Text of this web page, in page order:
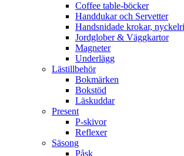
Coffee table-böcker
Handdukar och Servetter
Handsnidade krokar,
Jordglober & Väggkartor
Magneter
Underlägg
Lästillbehör
Bokmärken
Bokstöd
Läskuddar
Present
P-skivor
Reflexer
Säsong
Påsk